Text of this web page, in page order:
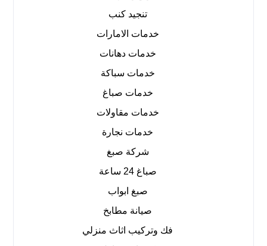
تنجيد كنب
خدمات الامارات
خدمات دهانات
خدمات سباكة
خدمات صباغ
خدمات مقاولات
خدمات نجارة
شركة صبغ
صباغ 24 ساعة
صبغ ابواب
صيانة مطابخ
فك وتركيب اثاث منزلي